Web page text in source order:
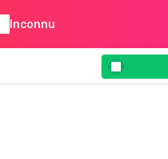
Inconnu